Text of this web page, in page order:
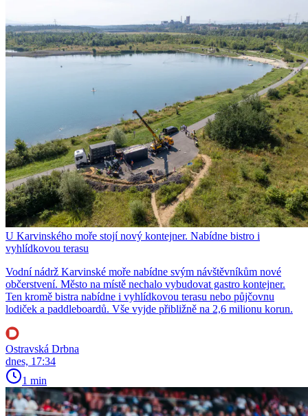
U Karvinského moře stojí nový kontejner. Nabídne bistro i
vyhlídkovou terasu
Vodní nádrž Karvinské moře nabídne svým návštěvníkům nové
občerstvení. Město na místě nechalo vybudovat gastro kontejner.
Ten kromě bistra nabídne i vyhlídkovou terasu nebo půjčovnu
lodiček a paddleboardů. Vše vyjde přibližně na 2,6 milionu korun.
Ostravská Drbna
dnes, 17:34
1 min